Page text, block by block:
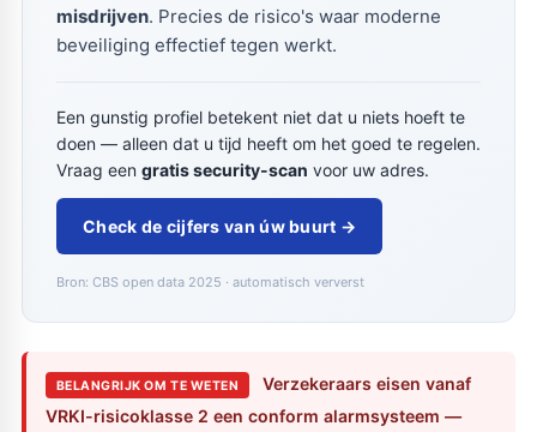
misdrijven. Precies de risico's waar moderne
beveiliging effectief tegen werkt.
Een gunstig profiel betekent niet dat u niets hoeft te
doen — alleen dat u tijd heeft om het goed te regelen.
Vraag een gratis security-scan voor uw adres.
Check de cijfers van úw buurt →
Bron: CBS open data 2025 · automatisch ververst
BELANGRIJK OM TE WETEN
Verzekeraars eisen vanaf
VRKI-risicoklasse 2 een conform alarmsysteem —